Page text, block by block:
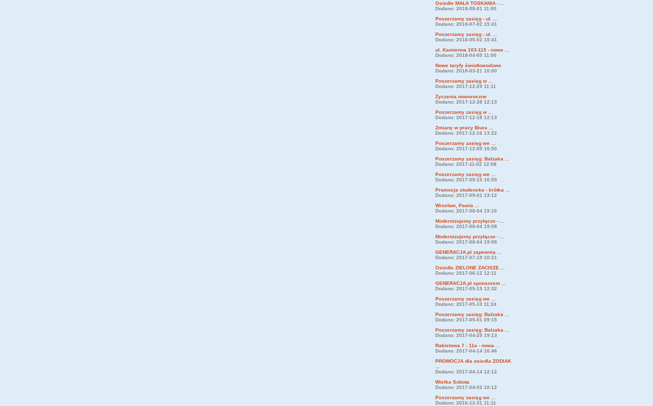
Osiedle MAŁA TOSKANIA - ...
Dodano: 2018-08-01 11:00
Poszerzamy zasięg - ul. ...
Dodano: 2018-07-02 15:41
Poszerzamy zasięg - ul. ...
Dodano: 2018-05-02 10:41
ul. Kamienna 103-115 - nowe ...
Dodano: 2018-04-05 11:00
Nowe taryfy światłowodowe
Dodano: 2018-03-21 10:00
Poszerzamy zasięg w ...
Dodano: 2017-12-29 11:11
Życzenia noworoczne
Dodano: 2017-12-28 12:13
Poszerzamy zasięg w ...
Dodano: 2017-12-18 12:13
Zmiany w pracy Biura ...
Dodano: 2017-12-16 13:22
Poszerzamy zasięg we ...
Dodano: 2017-12-05 16:50
Poszerzamy zasięg: Balzaka ...
Dodano: 2017-11-02 12:08
Poszerzamy zasięg we ...
Dodano: 2017-09-15 16:50
Promocja studencka - krótka ...
Dodano: 2017-09-01 13:12
Wrocław, Pawia ...
Dodano: 2017-08-04 19:16
Modernizujemy przyłącze - ...
Dodano: 2017-08-04 19:08
Modernizujemy przyłącze - ...
Dodano: 2017-08-04 19:08
GENERACJA.pl zapewnia ...
Dodano: 2017-07-19 10:21
Osiedle ZIELONE ZACISZE ...
Dodano: 2017-06-12 12:11
GENERACJA.pl sponsorem ...
Dodano: 2017-05-15 12:32
Poszerzamy zasięg we ...
Dodano: 2017-05-10 11:24
Poszerzamy zasięg: Balzaka ...
Dodano: 2017-05-01 09:15
Poszerzamy zasięg: Balzaka ...
Dodano: 2017-04-25 19:13
Rakietowa 7 - 11a - nowa ...
Dodano: 2017-04-14 16:46
PROMOCJA dla osiedla ZODIAK
Dodano: 2017-04-14 12:12
Wielka Sobota
Dodano: 2017-04-02 10:12
Poszerzamy zasięg we ...
Dodano: 2016-12-31 11:11